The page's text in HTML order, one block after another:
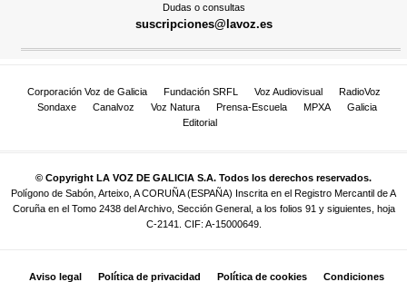
Dudas o consultas
suscripciones@lavoz.es
Corporación Voz de Galicia Fundación SRFL Voz Audiovisual
RadioVoz
Sondaxe
Canalvoz Voz Natura Prensa-Escuela MPXA
Galicia
Editorial
© Copyright LA VOZ DE GALICIA S.A. Todos los derechos reservados.
Polígono de Sabón, Arteixo, A CORUÑA (ESPAÑA) Inscrita en el Registro Mercantil de A
Coruña en el Tomo 2438 del Archivo, Sección General, a los folios 91 y siguientes, hoja
C-2141. CIF: A-15000649.
Aviso legal Política de privacidad Política de cookies Condiciones